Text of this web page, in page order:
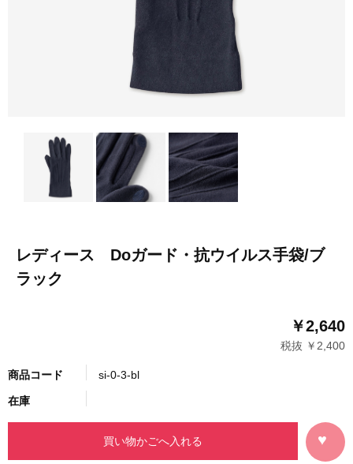
レディース Doガード・抗ウイルス手袋/ブ
ラック
￥2,640
税抜 ￥2,400
商品コード si-0-3-bl
在庫